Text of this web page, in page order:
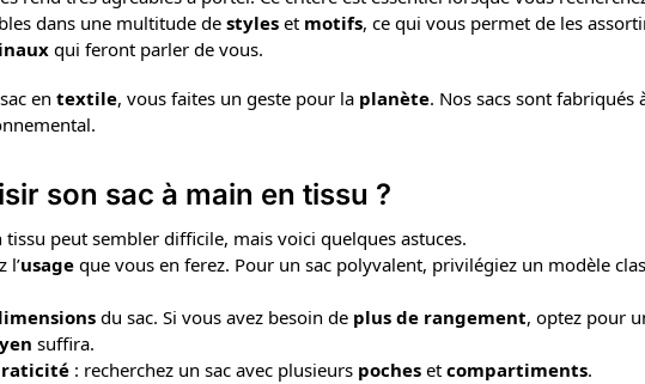
dans une multitude destyles et motifs, ce qui vous permet de les
qui feront parler de vous.
entextile, vous faites un geste pour la planète. Nos sacs sont fabriqués
son sac à main en tissu ?
tissu peut sembler difficile, mais voici quelques astuces.
l’usage que vous en ferez. Pour un sac polyvalent, privilégiez un modèle
du sac. Si vous avez besoin de plus de rangement, optez pour
suffira.
: recherchez un sac avec plusieurs poches etcompartiments.